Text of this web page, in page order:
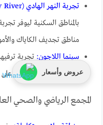
تجربة النهر الهادي (Lazy River):
بالمناطق السكنية ليوفر
مناطق تجديف الكاياك
سينما اللاجون: تجربة
في الهواء الطلق مباشرة
المجمع الرياضي والصحي
عروض وأسعار